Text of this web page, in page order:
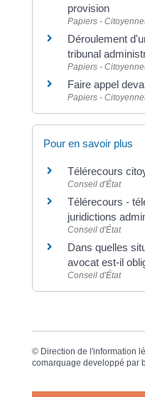
provision
Papiers -
Déroulement
tribunal
Papiers -
Faire appel
Papiers -
Pour en savoir plus
Télérecours
Conseil d'État
Télérecours -
juridictions
Conseil d'État
Dans quelles
avocat est-il
Conseil d'État
© Direction de l'information
comarquage developpé par